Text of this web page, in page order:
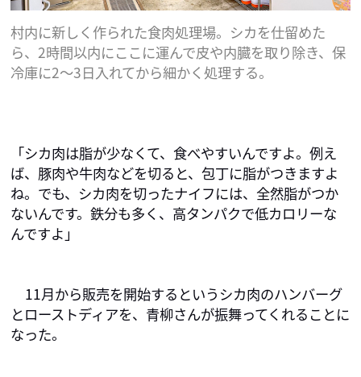
村内に新しく作られた食肉処理場。シカを仕留めた
ら、2時間以内にここに運んで皮や内臓を取り除き、保
冷庫に2～3日入れてから細かく処理する。
「シカ肉は脂が少なくて、食べやすいんですよ。例え
ば、豚肉や牛肉などを切ると、包丁に脂がつきますよ
ね。でも、シカ肉を切ったナイフには、全然脂がつか
ないんです。鉄分も多く、高タンパクで低カロリーな
んですよ」
11月から販売を開始するというシカ肉のハンバーグ
とローストディアを、青柳さんが振舞ってくれることに
なった。